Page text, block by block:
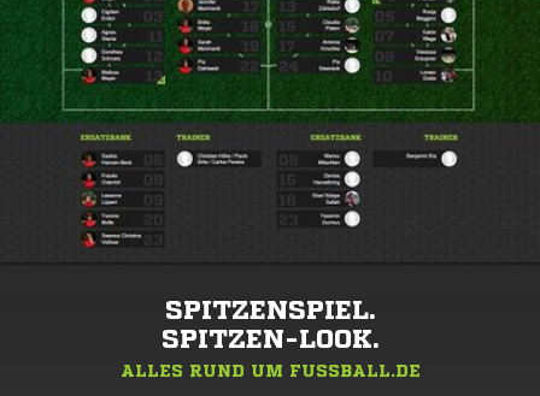
SPITZENSPIEL.
SPITZEN-LOOK.
ALLES RUND UM FUSSBALL.DE